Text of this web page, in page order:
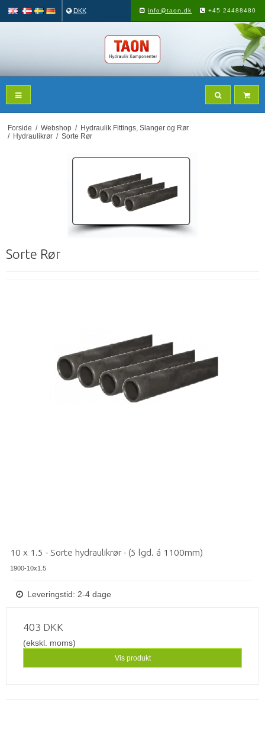
DKK info@taon.dk +45 24488480
Forside / Webshop / Hydraulik Fittings, Slanger og Rør
/ Hydraulikrør / Sorte Rør
Sorte Rør
10 x 1.5 - Sorte hydraulikrør - (5 lgd. á 1100mm)
1900-10x1.5
Leveringstid: 2-4 dage
403 DKK
(ekskl. moms)
Vis produkt